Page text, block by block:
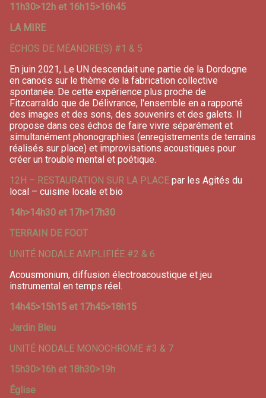
11h30>12h et 16h15>16h45
LA MIRE
ÉCHOS DE MÉANDRE(S) #1 & 5
En juin 2021, Le UN descendait une partie de la Dordogne
en canoës sur le thème de la fabrication collective
spontanée. De cette expérience plus proche de
Fitzcarraldo que de Délivrance, l'ensemble en a rapporté
des images et des sons, des souvenirs et des galets. Il
propose dans ces échos de faire vivre séparément et
simultanément phonographies (enregistrements de terrains
réalisés sur place) et improvisations acoustiques pour
créer un trouble mental et poétique.
12H – RESTAURATION SUR LA PLACE par les Agités du
local – cuisine locale et bio
14h>14h30 et 17h>17h30
TERRAIN DE FOOT
UNITÉ NODALE AMPLIFIÉE #2 & 6
Acousmonium, diffusion électroacoustique et jeu
instrumental en temps réel.
14h45>15h15 et 17h45>18h15
Jardin Bleu
UNITÉ NODALE MONOCHROME #3 & 7
15h30>16h et 18h30>19h
Église